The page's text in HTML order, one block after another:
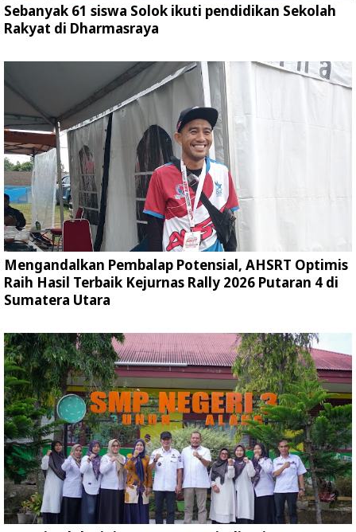
Sebanyak 61 siswa Solok ikuti pendidikan Sekolah
Rakyat di Dharmasraya
Mengandalkan Pembalap Potensial, AHSRT Optimis
Raih Hasil Terbaik Kejurnas Rally 2026 Putaran 4 di
Sumatera Utara